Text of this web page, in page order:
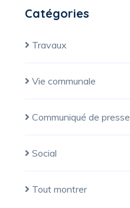
Catégories
Travaux
Vie communale
Communiqué de presse
Social
Tout montrer